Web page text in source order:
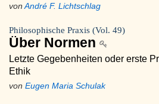
von André F. Lichtschlag
Philosophische Praxis (Vol. 49)
Über Normen
Letzte Gegebenheiten oder erste
Ethik
von Eugen Maria Schulak